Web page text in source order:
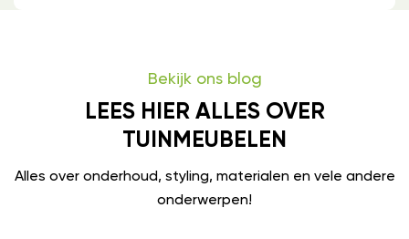
Bekijk ons blog
LEES HIER ALLES OVER
TUINMEUBELEN
Alles over onderhoud, styling, materialen en vele andere
onderwerpen!